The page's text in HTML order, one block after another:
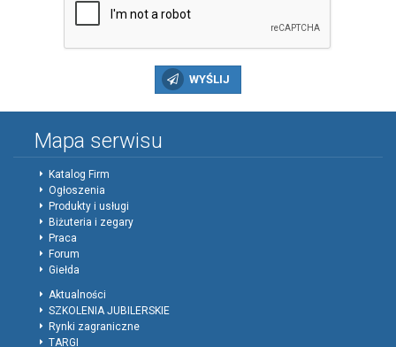
WYŚLIJ
Mapa serwisu
Katalog Firm
Ogłoszenia
Produkty i usługi
Biżuteria i zegary
Praca
Forum
Giełda
Aktualności
SZKOLENIA JUBILERSKIE
Rynki zagraniczne
TARGI